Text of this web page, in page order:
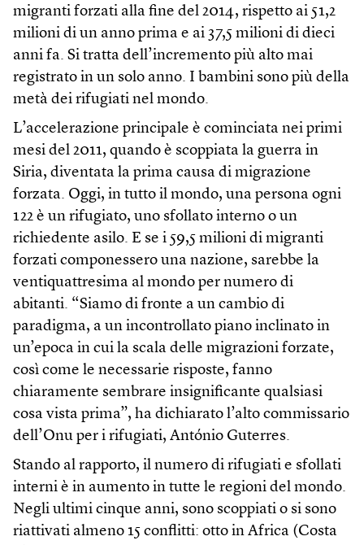
migranti forzati alla fine del 2014, rispetto ai 51,2
milioni di un anno prima e ai 37,5 milioni di dieci
anni fa. Si tratta dell’incremento più alto mai
registrato in un solo anno. I bambini sono più della
metà dei rifugiati nel mondo.
L’accelerazione principale è cominciata nei primi
mesi del 2011, quando è scoppiata la guerra in
Siria, diventata la prima causa di migrazione
forzata. Oggi, in tutto il mondo, una persona ogni
122 è un rifugiato, uno sfollato interno o un
richiedente asilo. E se i 59,5 milioni di migranti
forzati componessero una nazione, sarebbe la
ventiquattresima al mondo per numero di
abitanti. “Siamo di fronte a un cambio di
paradigma, a un incontrollato piano inclinato in
un’epoca in cui la scala delle migrazioni forzate,
così come le necessarie risposte, fanno
chiaramente sembrare insignificante qualsiasi
cosa vista prima”, ha dichiarato l’alto commissario
dell’Onu per i rifugiati, António Guterres.
Stando al rapporto, il numero di rifugiati e sfollati
interni è in aumento in tutte le regioni del mondo.
Negli ultimi cinque anni, sono scoppiati o si sono
riattivati almeno 15 conflitti: otto in Africa (Costa